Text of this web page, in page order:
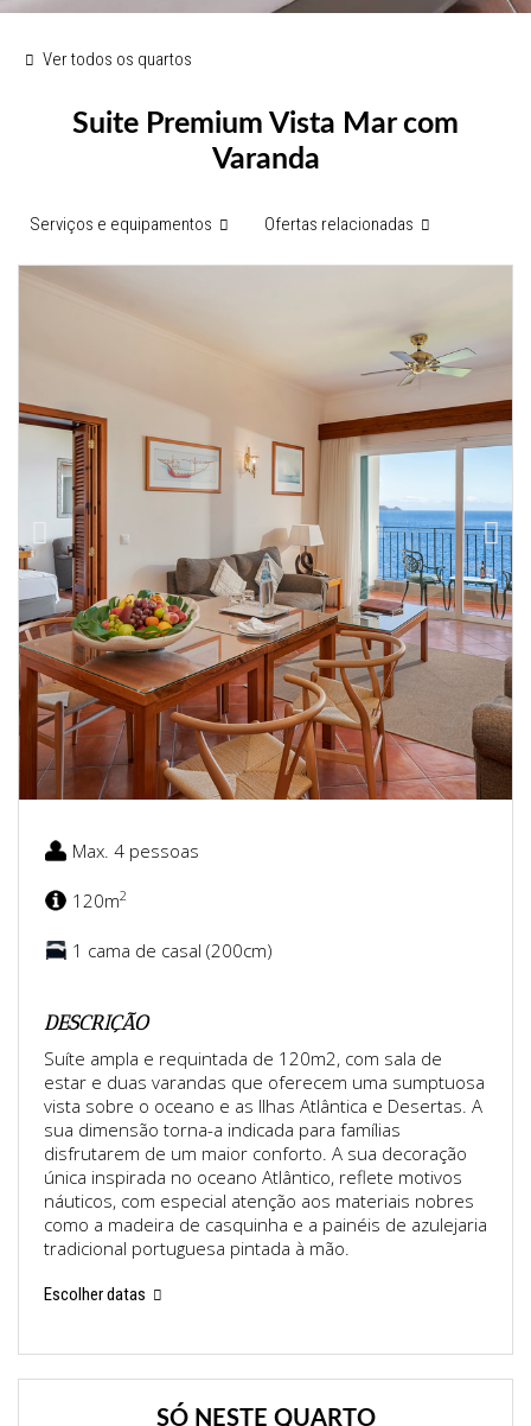
Ver todos os quartos
Suite Premium Vista Mar com
Varanda
Serviços e equipamentos Ofertas relacionadas
Max. 4 pessoas
120m2
1 cama de casal (200cm)
DESCRIÇÃO
Suíte ampla e requintada de 120m2, com sala de
estar e duas varandas que oferecem uma sumptuosa
vista sobre o oceano e as Ilhas Atlântica e Desertas. A
sua dimensão torna-a indicada para famílias
disfrutarem de um maior conforto. A sua decoração
única inspirada no oceano Atlântico, reflete motivos
náuticos, com especial atenção aos materiais nobres
como a madeira de casquinha e a painéis de azulejaria
tradicional portuguesa pintada à mão.
Escolher datas
SÓ NESTE QUARTO